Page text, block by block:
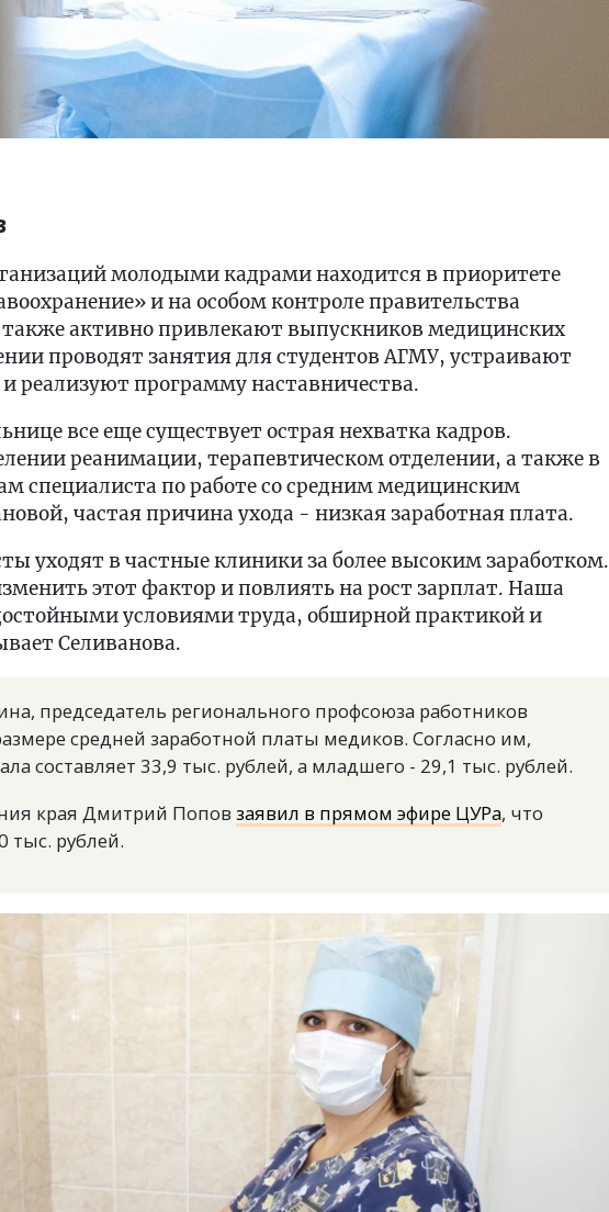
молодыми кадрами находится в приоритете
и на особом контроле правительства
активно привлекают выпускников медицинских
проводят занятия для студентов АГМУ, устраивают
реализуют программу наставничества.
все еще существует острая нехватка кадров.
реанимации, терапевтическом отделении, а также в
специалиста по работе со средним медицинским
частая причина ухода - низкая заработная плата.
уходят в частные клиники за более высоким заработком.
этот фактор и повлиять на рост зарплат. Наша
условиями труда, обширной практикой и
Селиванова.
председатель регионального профсоюза работников
средней заработной платы медиков. Согласно им,
составляет 33,9 тыс. рублей, а младшего - 29,1 тыс. рублей.
края Дмитрий Попов заявил в прямом эфире ЦУРа, что
тыс. рублей.